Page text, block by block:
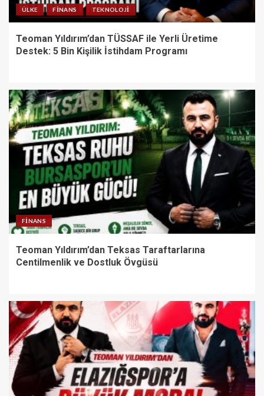
ÜLKE FINANS TEKNOLOJI
Teoman Yıldırım’dan TÜSSAF ile Yerli Üretime
Destek: 5 Bin Kişilik İstihdam Programı
FINANS
Teoman Yıldırım’dan Teksas Taraftarlarına
Centilmenlik ve Dostluk Övgüsü